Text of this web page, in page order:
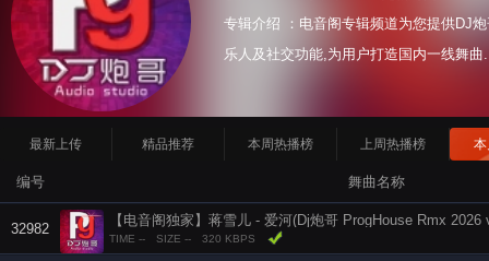
专辑介绍 ：电音阁专辑频道为您提供DJ
乐人及社交功能,为用户打造国内一线舞曲.
最新上传 精品推荐 本周热播榜 上周热播榜 本
编号 舞曲名称
32982
【电音阁独家】蒋雪儿 - 爱河(Dj炮哥 ProgHouse Rmx 2026
TIME -- SIZE -- 320 KBPS